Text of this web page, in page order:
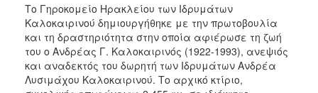
ΔΗΜΟΣ
ΠΟΛΙΤΙΣΜΟΣ
ΑΝΘΕΚΤΙΚΗ
Το Γηροκομείο Ηρακλείου των Ιδρυμάτων
Καλοκαιρινού δημιουργήθηκε με την πρωτοβουλία
και τη δραστηριότητα στην οποία αφιέρωσε τη ζωή
του ο Ανδρέας Γ. Καλοκαιρινός (1922-1993), ανεψιός
και αναδεκτός του δωρητή των Ιδρυμάτων Ανδρέα
Λυσιμάχου Καλοκαιρινού. Το αρχικό κτίριο,